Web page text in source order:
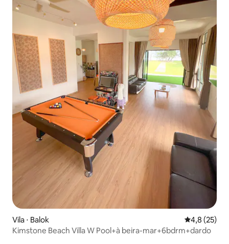
Vila ⋅ Balok 4,8 de uma
4,8 (25)
Kimstone Beach Villa W Pool+à beira-mar+6bdrm+dardo